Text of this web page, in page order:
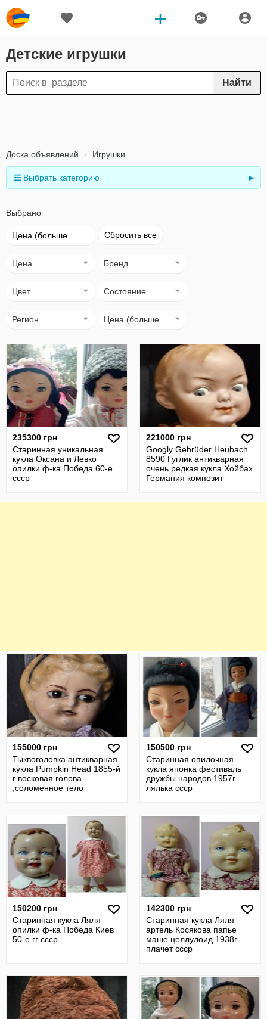
Детские игрушки
Найти
Доска объявлений Игрушки
Выбрать категорию ►
Выбрано
Сбросить все
Цена Бренд
Цвет Состояние
Регион
235300 грн
Старинная уникальная
кукла Оксана и Левко
опилки ф-ка Победа 60-е
ссср
221000 грн
Googly Gebrüder Heubach
8590 Гуглик антикварная
очень редкая кукла Хойбах
Германия композит
155000 грн
Тыквоголовка антикварная
кукла Pumpkin Head 1855-й
г восковая голова
,соломенное тело
150500 грн
Старинная опилочная
кукла японка фестиваль
дружбы народов 1957г
лялька ссср
150200 грн
Старинная кукла Ляля
опилки ф-ка Победа Киев
50-е гг ссср
142300 грн
Старинная кукла Ляля
артель Косякова папье
маше целлулоид 1938г
плачет ссср